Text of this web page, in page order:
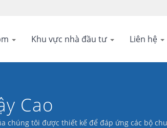
Khu vực nhà đầu tư Liên hệ
Cao
chúng tôi được thiết kế để đáp ứng các bộ